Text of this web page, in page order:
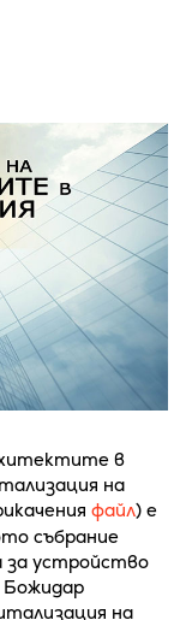
в
на
файл) е
събрание
за устройство
на